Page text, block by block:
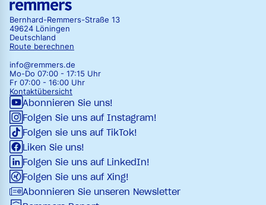
Bernhard-Remmers-Straße 13
49624 Löningen
Deutschland
Route berechnen
info@remmers.de
Mo-Do 07:00 - 17:15 Uhr
Fr 07:00 - 16:00 Uhr
Kontaktübersicht
Abonnieren Sie uns!
Folgen Sie uns auf Instagram!
Folgen sie uns auf TikTok!
Liken Sie uns!
Folgen Sie uns auf LinkedIn!
Folgen Sie uns auf Xing!
Abonnieren Sie unseren Newsletter